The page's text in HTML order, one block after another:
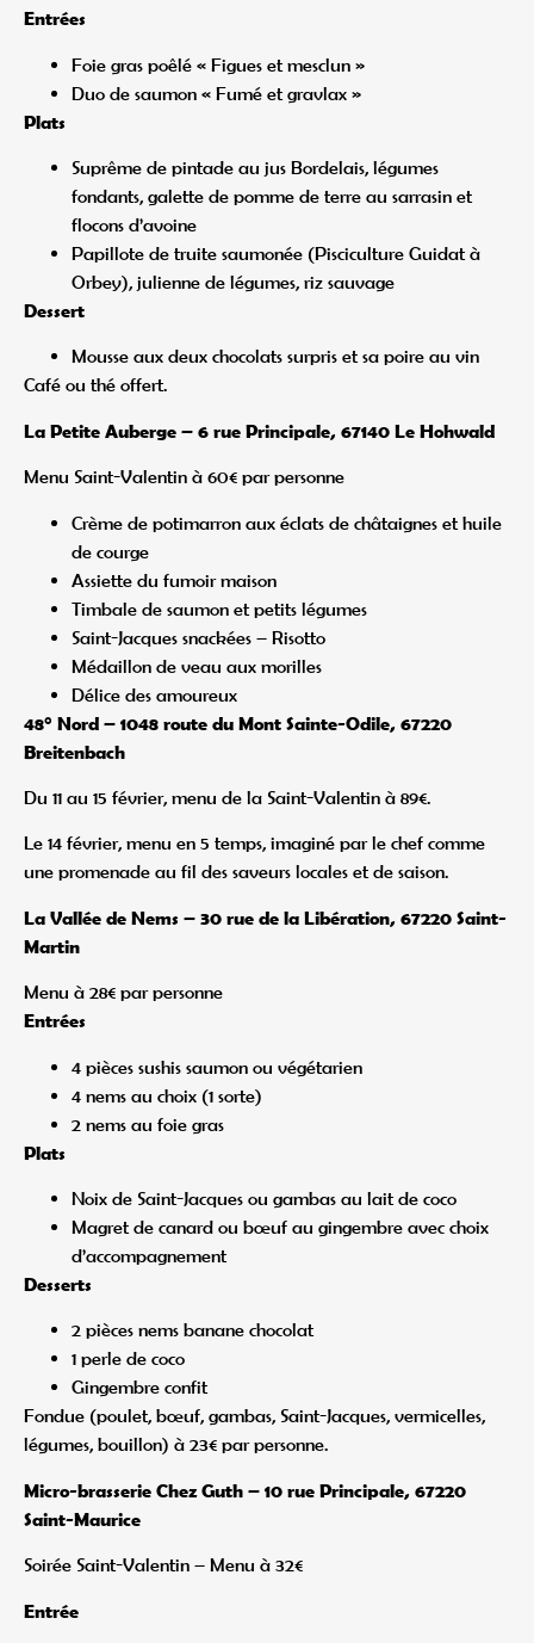
Entrées
Foie gras poêlé « Figues et mesclun »
Duo de saumon « Fumé et gravlax »
Plats
Suprême de pintade au jus Bordelais, légumes
fondants, galette de pomme de terre au sarrasin et
flocons d’avoine
Papillote de truite saumonée (Pisciculture Guidat à
Orbey), julienne de légumes, riz sauvage
Dessert
Mousse aux deux chocolats surpris et sa poire au vin
Café ou thé offert.
La Petite Auberge – 6 rue Principale, 67140 Le Hohwald
Menu Saint-Valentin à 60€ par personne
Crème de potimarron aux éclats de châtaignes et huile
de courge
Assiette du fumoir maison
Timbale de saumon et petits légumes
Saint-Jacques snackées – Risotto
Médaillon de veau aux morilles
Délice des amoureux
48° Nord – 1048 route du Mont Sainte-Odile, 67220
Breitenbach
Du 11 au 15 février, menu de la Saint-Valentin à 89€.
Le 14 février, menu en 5 temps, imaginé par le chef comme
une promenade au fil des saveurs locales et de saison.
La Vallée de Nems – 30 rue de la Libération, 67220 Saint-
Martin
Menu à 28€ par personne
Entrées
4 pièces sushis saumon ou végétarien
4 nems au choix (1 sorte)
2 nems au foie gras
Plats
Noix de Saint-Jacques ou gambas au lait de coco
Magret de canard ou bœuf au gingembre avec choix
d’accompagnement
Desserts
2 pièces nems banane chocolat
1 perle de coco
Gingembre confit
Fondue (poulet, bœuf, gambas, Saint-Jacques, vermicelles,
légumes, bouillon) à 23€ par personne.
Micro-brasserie Chez Guth – 10 rue Principale, 67220
Saint-Maurice
Soirée Saint-Valentin – Menu à 32€
Entrée